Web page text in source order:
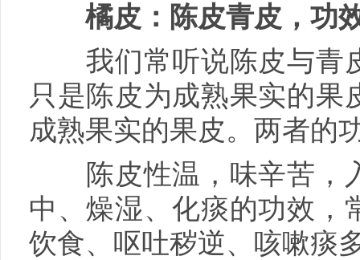
橘皮：陈皮青皮，功
我们常听说陈皮与青
只是陈皮为成熟果实的果
成熟果实的果皮。两者的
陈皮性温，味辛苦，
中、燥湿、化痰的功效，
饮食、呕吐秽逆、咳嗽痰